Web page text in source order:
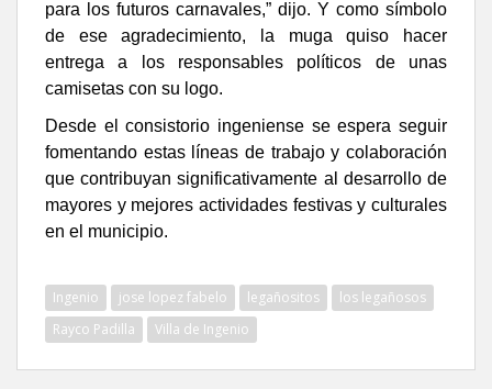
para los futuros carnavales,” dijo. Y como símbolo
de ese agradecimiento, la muga quiso hacer
entrega a los responsables políticos de unas
camisetas con su logo.
Desde el consistorio ingeniense se espera seguir
fomentando estas líneas de trabajo y colaboración
que contribuyan significativamente al desarrollo de
mayores y mejores actividades festivas y culturales
en el municipio.
Ingenio jose lopez fabelo legañositos
los legañosos
Rayco Padilla
Villa de Ingenio